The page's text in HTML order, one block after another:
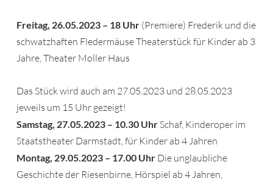
Freitag, 26.05.2023 – 18 Uhr (Premiere) Frederik und die
schwatzhaften Fledermäuse Theaterstück für Kinder ab 3
Jahre, Theater Moller Haus
Das Stück wird auch am 27.05.2023 und 28.05.2023
jeweils um 15 Uhr gezeigt!
Samstag, 27.05.2023 – 10.30 Uhr Schaf, Kinderoper im
Staatstheater Darmstadt, für Kinder ab 4 Jahren
Montag, 29.05.2023 – 17.00 Uhr Die unglaubliche
Geschichte der Riesenbirne, Hörspiel ab 4 Jahren,